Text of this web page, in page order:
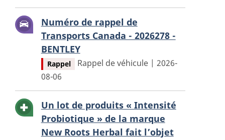
Numéro de rappel de
Transports Canada - 2026278 -
BENTLEY
Rappel
Rappel de véhicule | 2026-
08-06
Un lot de produits « Intensité
Probiotique » de la marque
New Roots Herbal fait l’objet